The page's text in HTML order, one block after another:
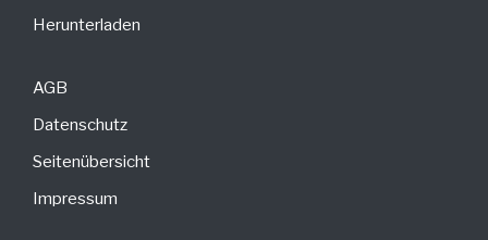
Herunterladen
AGB
Datenschutz
Seitenübersicht
Impressum